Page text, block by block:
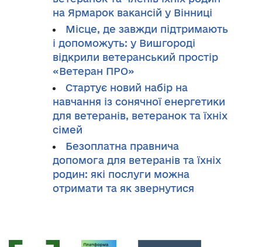
на Ярмарок вакансій у Вінниці
Місце, де завжди підтримають
і допоможуть: у Вишгороді
відкрили ветеранський простір
«Ветеран ПРО»
Стартує новий набір на
навчання із сонячної енергетики
для ветеранів, ветеранок та їхніх
сімей
Безоплатна правнича
допомога для ветеранів та їхніх
родин: які послуги можна
отримати та як звернутися